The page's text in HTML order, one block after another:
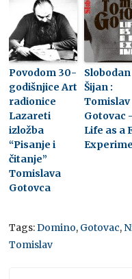
Povodom 30-
godišnjice Art
radionice
Lazareti
izložba
“Pisanje i
čitanje”
Tomislava
Gotovca
Slobodan
Šijan :
Tomislav
Gotovac
Life as a
Tags:Domino, Gotovac,
Tomislav